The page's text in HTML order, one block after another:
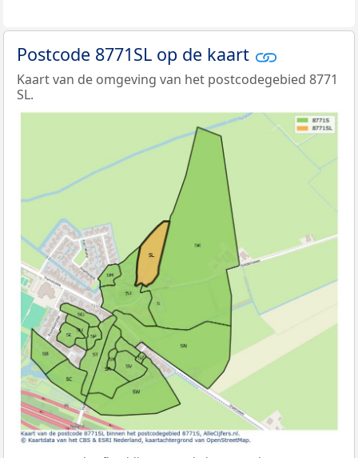
Postcode 8771SL op de kaart
Kaart van de omgeving van het postcodegebied 8771
SL.